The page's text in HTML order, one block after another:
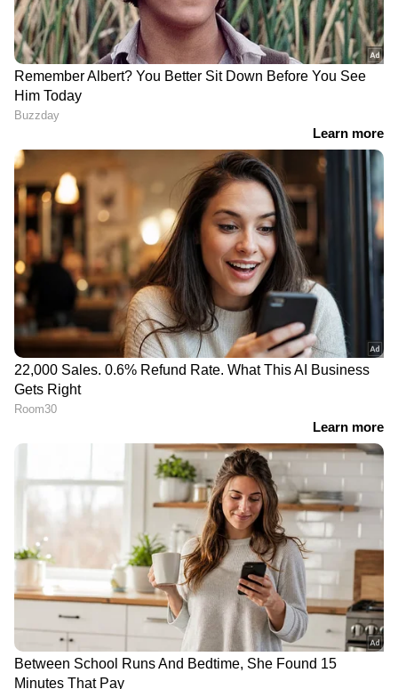
കള്ളുഷാപ്പുകൾക്ക് ഇനി മുതൽ
ഭക്ഷ്യസുരക്ഷ ലൈസൻസ്
നിർബന്ധം
ദില്ലിയിൽ ശക്തമായ മഴ;